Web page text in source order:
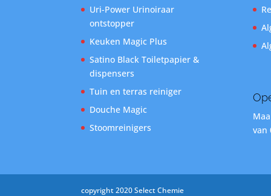
Uri-Power Urinoiraar
ontstopper
Keuken Magic Plus
Satino Black Toiletpapier &
dispensers
Tuin en terras reiniger
Douche Magic
Stoomreinigers
van
copyright 2020 Select Chemie